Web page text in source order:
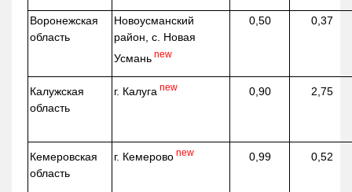
Воронежская
область
Новоусманский
район, с. Новая
Усмань new
0,50 0,37
Калужская
область
г. Калуга new 0,90 2,75
Кемеровская
область
г. Кемерово new 0,99 0,52